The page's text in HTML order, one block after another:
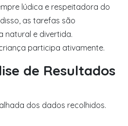
lúdica e respeitadora do
as tarefas são
natural e divertida.
participa ativamente.
de Resultados
dos dados recolhidos.